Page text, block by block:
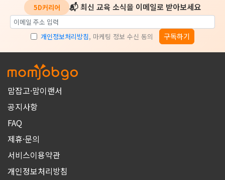
5D커리어 📬 최신 교육 소식을 이메일로 받아보세요
개인정보처리방침, 마케팅 정보 수신 동의 구독하기
맘잡고·맘이랜서
공지사항
FAQ
제휴·문의
서비스이용약관
개인정보처리방침